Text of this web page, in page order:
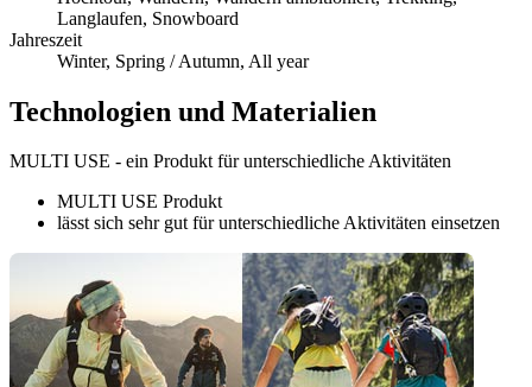
Langlaufen, Snowboard
Jahreszeit
Winter, Spring / Autumn, All year
Technologien und Materialien
MULTI USE - ein Produkt für unterschiedliche Aktivitäten
MULTI USE Produkt
lässt sich sehr gut für unterschiedliche Aktivitäten einsetzen